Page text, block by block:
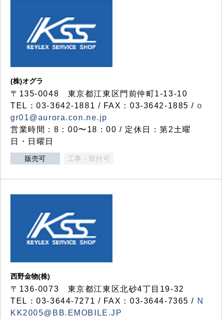
(株)オグラ
〒135-0048 東京都江東区門前仲町1-13-10
TEL：03-3642-1881 / FAX：03-3642-1885 / o
gr01@aurora.con.ne.jp
営業時間：8：00〜18：00 / 定休日：第2土曜
日・日曜日
販売可 工事・取付可
西野金物(株)
〒136-0073 東京都江東区北砂4丁目19-32
TEL：03‐3644‐7271 / FAX：03-3644-7365 / N
KK2005@BB.EMOBILE.JP